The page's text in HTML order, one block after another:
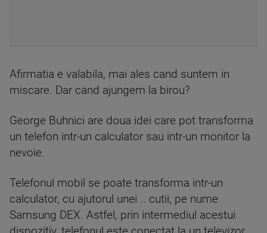
Afirmatia e valabila, mai ales cand suntem in
miscare. Dar cand ajungem la birou?
George Buhnici are doua idei care pot transforma
un telefon intr-un calculator sau intr-un monitor la
nevoie.
Telefonul mobil se poate transforma intr-un
calculator, cu ajutorul unei .. cutii, pe nume
Samsung DEX. Astfel, prin intermediul acestui